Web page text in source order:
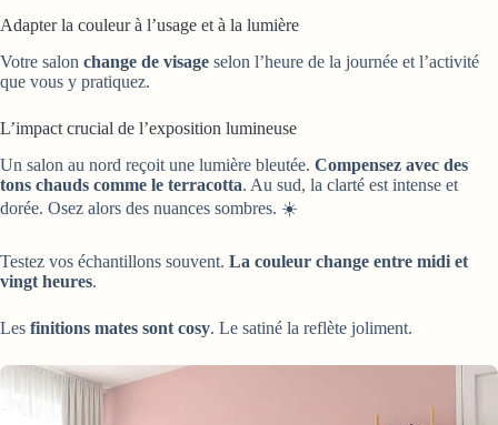
Adapter la couleur à l’usage et à la lumière
Votre salon change de visage selon l’heure de la journée et l’activité
que vous y pratiquez.
L’impact crucial de l’exposition lumineuse
Un salon au nord reçoit une lumière bleutée. Compensez avec des
tons chauds comme le terracotta. Au sud, la clarté est intense et
dorée. Osez alors des nuances sombres. ☀️
Testez vos échantillons souvent. La couleur change entre midi et
vingt heures.
Les finitions mates sont cosy. Le satiné la reflète joliment.